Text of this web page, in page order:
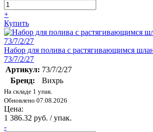
+
Купить
Набор для полива с растягивающимся
73/7/2/27
Артикул: 73/7/2/27
Бренд:
Вихрь
На складе 1 упак.
Обновлено 07.08.2026
Цена:
1 386.32 руб. / упак.
-